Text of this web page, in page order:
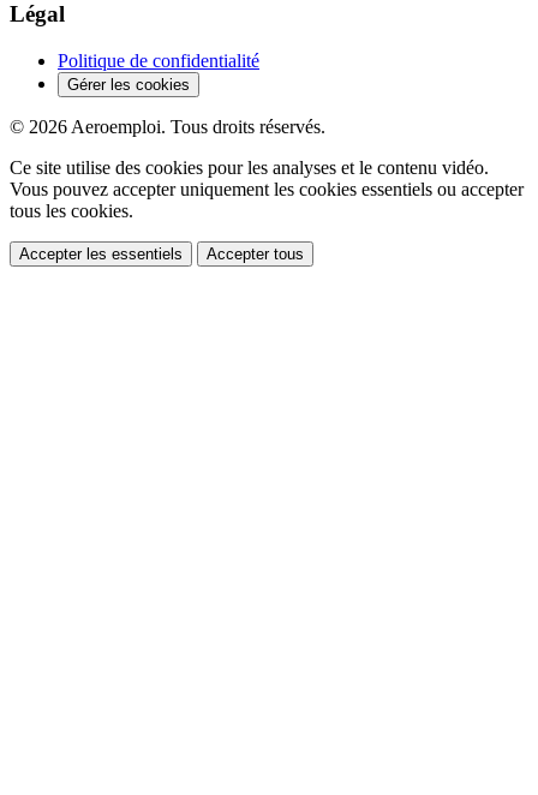
Légal
Politique de confidentialité
Gérer les cookies
© 2026 Aeroemploi. Tous droits réservés.
Ce site utilise des cookies pour les analyses et le contenu vidéo.
Vous pouvez accepter uniquement les cookies essentiels ou accepter
tous les cookies.
Accepter les essentiels Accepter tous